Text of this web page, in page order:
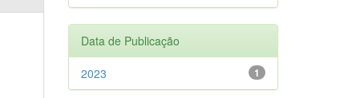
Data de Publicação
1
2023